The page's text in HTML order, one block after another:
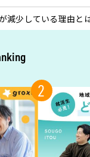
減少している理由
2